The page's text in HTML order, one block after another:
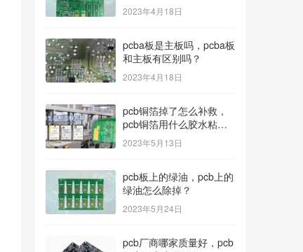
2023年4月18日
pcba板是主板吗，pcba板
和主板有区别吗？
2023年4月18日
pcb铜箔掉了怎么补救，
pcb铜箔用什么胶水粘上
的？
2023年5月13日
pcb板上的绿油，pcb上的
绿油怎么除掉？
2023年5月24日
pcb厂商哪家质量好，pcb